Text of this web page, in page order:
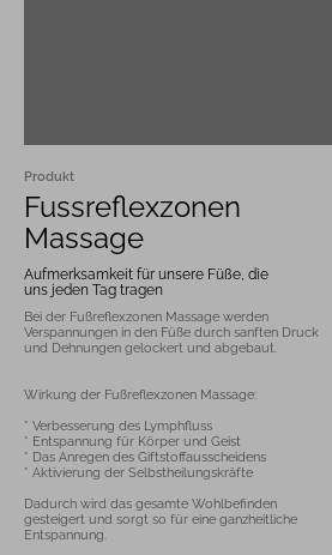
Produkt
Fussreflexzonen
Massage
Aufmerksamkeit für unsere Füße, die
uns jeden Tag tragen
Bei der Fußreflexzonen Massage werden
Verspannungen in den Füße durch sanften Druck
Wirkung der Fußreflexzonen Massage:
* Verbesserung des Lymphfluss
* Entspannung für Körper und Geist
* Das Anregen des Giftstoffausscheidens
* Aktivierung der Selbstheilungskräfte
Dadurch wird das gesamte Wohlbefinden
gesteigert und sorgt so für eine ganzheitliche
Entspannung.